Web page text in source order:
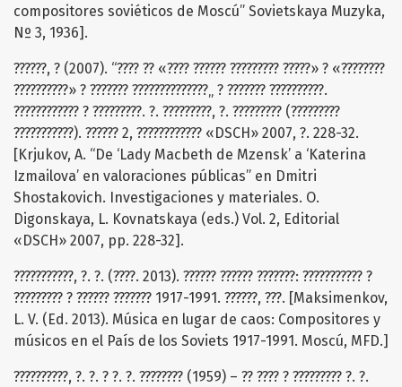
compositores soviéticos de Moscú” Sovietskaya Muzyka,
Nº 3, 1936].
??????, ? (2007). “???? ?? «???? ?????? ????????? ?????» ? «????????
??????????» ? ??????? ??????????????„ ? ??????? ??????????.
???????????? ? ?????????. ?. ?????????, ?. ????????? (?????????
???????????). ?????? 2, ???????????? «DSCH» 2007, ?. 228-32.
[Krjukov, A. “De ‘Lady Macbeth de Mzensk’ a ‘Katerina
Izmailova’ en valoraciones públicas” en Dmitri
Shostakovich. Investigaciones y materiales. O.
Digonskaya, L. Kovnatskaya (eds.) Vol. 2, Editorial
«DSCH» 2007, pp. 228-32].
???????????, ?. ?. (????. 2013). ?????? ?????? ???????: ??????????? ?
????????? ? ?????? ??????? 1917-1991. ??????, ???. [Maksimenkov,
L. V. (Ed. 2013). Música en lugar de caos: Compositores y
músicos en el País de los Soviets 1917-1991. Moscú, MFD.]
??????????, ?. ?. ? ?. ?. ???????? (1959) – ?? ???? ? ????????? ?. ?.